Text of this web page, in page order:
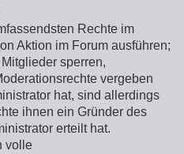
Rechte im
Aktion im Forum ausführen;
sperren,
vergeben
hat, sind allerdings
ihnen ein Gründer des
erteilt hat.
volle